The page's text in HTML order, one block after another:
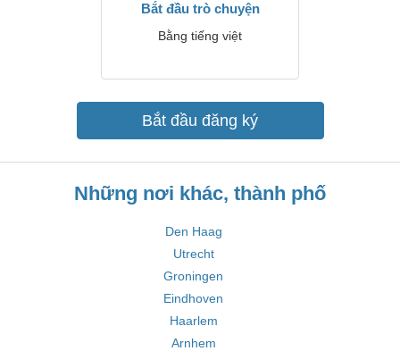
Bắt đầu trò chuyện
Bằng tiếng việt
Bắt đầu đăng ký
Những nơi khác, thành phố
Den Haag
Utrecht
Groningen
Eindhoven
Haarlem
Arnhem